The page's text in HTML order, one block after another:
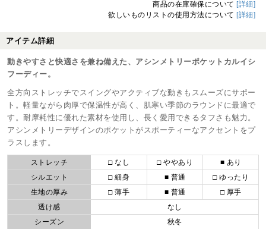
商品の在庫確保について [詳細]
欲しいものリストの使用方法について [詳細]
アイテム詳細
動きやすさと快適さを兼ね備えた、アシンメトリーポケットカルイシ
フーディー。
全方向ストレッチでスイングやアクティブな動きもスムーズにサポー
ト。軽量ながら肉厚で保温性が高く、肌寒い季節のラウンドに最適で
す。耐摩耗性に優れた素材を使用し、長く愛用できるタフさも魅力。
アシンメトリーデザインのポケットがスポーティーなアクセントをプ
ラスします。
ストレッチ □ なし □ ややあり
■ あり
シルエット
□ 細身 ■ 普通
□ ゆったり
生地の厚み
□ 薄手 ■ 普通
□ 厚手
透け感
なし
シーズン
秋冬